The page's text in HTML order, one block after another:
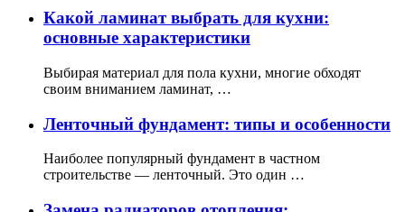
Какой ламинат выбрать для кухни:
основные характеристики
Выбирая материал для пола кухни, многие обходят
своим вниманием ламинат, …
Ленточный фундамент: типы и особенности
Наиболее популярный фундамент в частном
строительстве — ленточный. Это один …